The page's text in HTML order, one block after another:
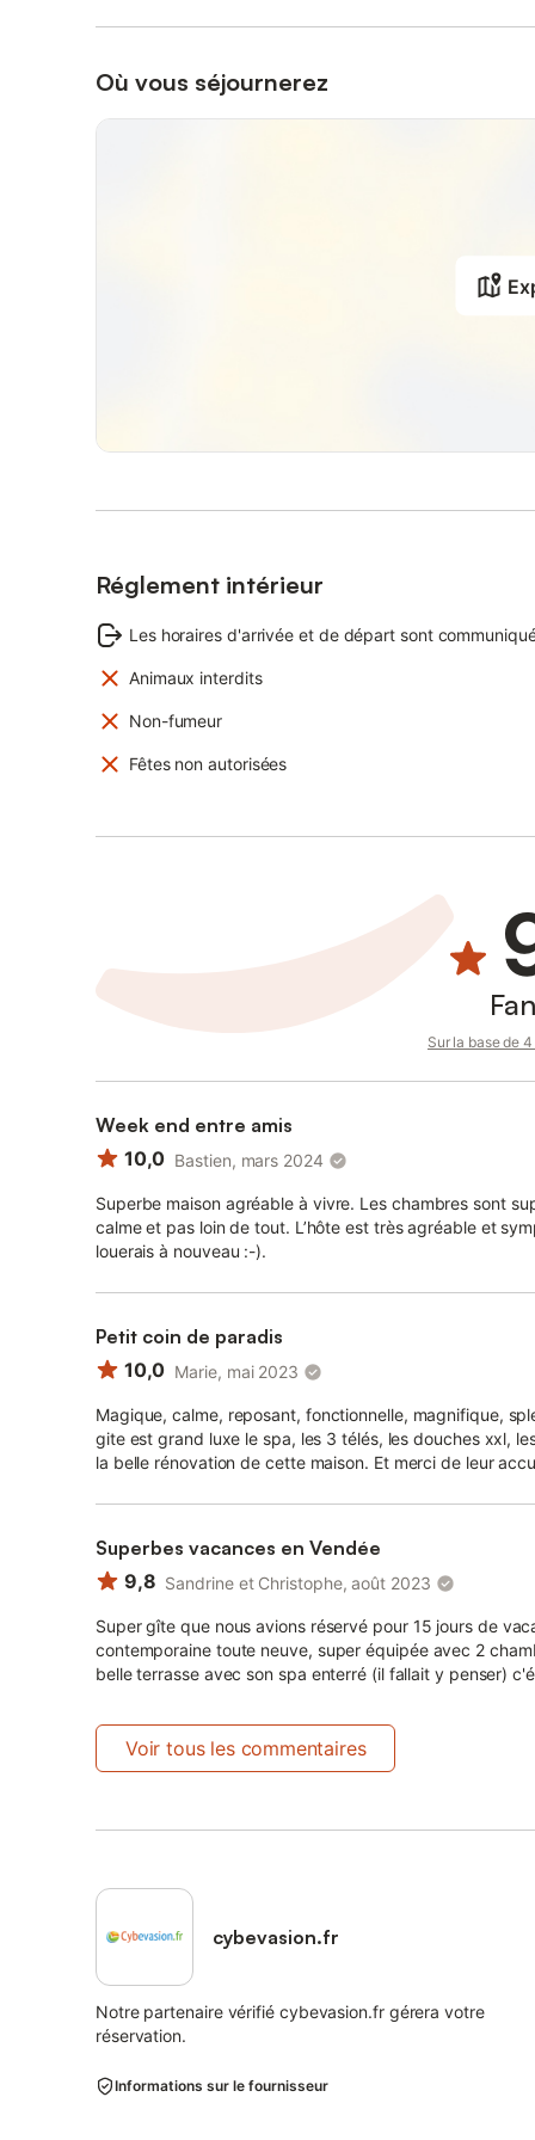
Où vous séjournerez
Réglement intérieur
Les horaires d'arrivée et de départ sont
Animaux interdits
Non-fumeur
Fêtes non autorisées
Sur la base de
Week end entre amis
10,0 Bastien, mars 2024
Superbe maison agréable à vivre. Les chambres sont
calme et pas loin de tout. L’hôte est très agréable et
louerais à nouveau :-).
Petit coin de paradis
10,0 Marie, mai 2023
Magique, calme, reposant, fonctionnelle, magnifique,
gite est grand luxe le spa, les 3 télés, les douches xxl,
la belle rénovation de cette maison. Et merci de leur
Superbes vacances en Vendée
9,8 Sandrine et Christophe, août 2023
Super gîte que nous avions réservé pour 15 jours de
contemporaine toute neuve, super équipée avec 2
belle terrasse avec son spa enterré (il fallait y penser)
Voir tous les commentaires
cybevasion.fr
Notre partenaire vérifié cybevasion.fr gérera votre
réservation.
Informations sur le fournisseur